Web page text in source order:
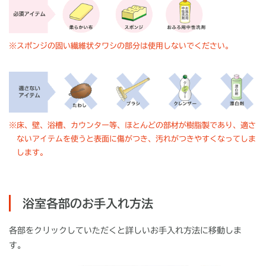
※ スポンジの固い繊維状タワシの部分は使用しないでください。
※床、壁、浴槽、カウンター等、ほとんどの部材が樹脂製であり、適さ
ないアイテムを使うと表面に傷がつき、汚れがつきやすくなってしま
します。
浴室各部のお手入れ方法
各部をクリックしていただくと詳しいお手入れ方法に移動しま
す。